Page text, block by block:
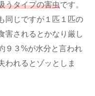
うタイプの害虫です。
同じですが１匹１匹の
害されるとかなり厳し
９３%が水分と言われ
われるとゾッとしま